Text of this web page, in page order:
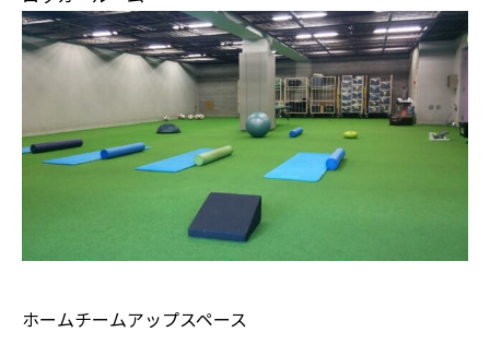
ホームチームアップスペース